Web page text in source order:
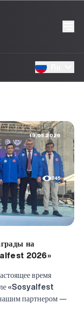
19.05.2026
745
на
2026»
время
«Sosyalfest
партнером —